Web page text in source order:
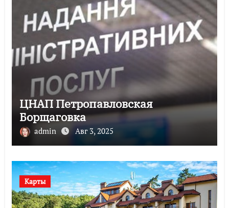
ЦНАП Петропавловская
Борщаговка
admin Авг 3, 2025
Карты